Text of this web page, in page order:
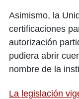
Asimismo, la
certificaciones
autorización
pudiera abrir
nombre de la
La legislación